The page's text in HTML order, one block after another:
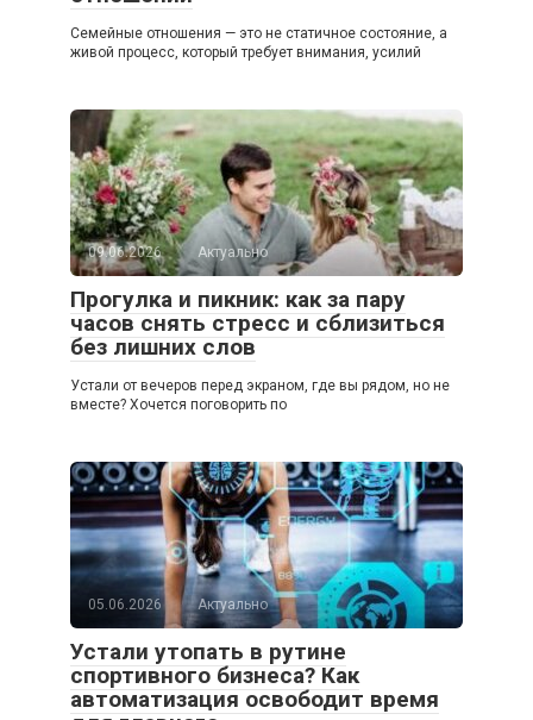
Семейные отношения — это не статичное состояние, а
живой процесс, который требует внимания, усилий
09.06.2026 Актуально
Прогулка и пикник: как за пару
часов снять стресс и сблизиться
без лишних слов
Устали от вечеров перед экраном, где вы рядом, но не
вместе? Хочется поговорить по
05.06.2026 Актуально
Устали утопать в рутине
спортивного бизнеса? Как
автоматизация освободит время